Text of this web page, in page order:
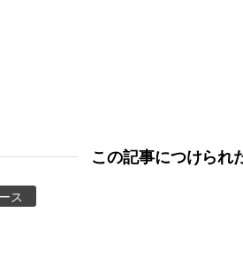
この記事につけられ
ス